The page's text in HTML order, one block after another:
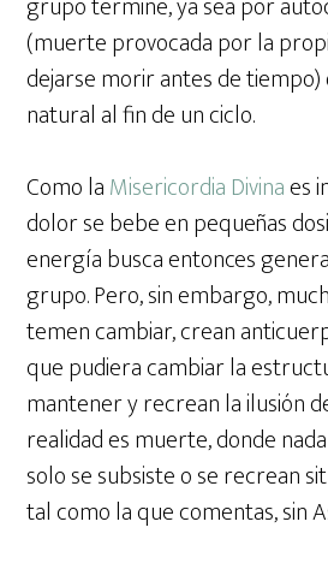
(muerte provocada por la
dejarse morir antes de
natural al fin de un ciclo.
Como laMisericordia Divinaes
dolor se bebe en pequeñas
energía busca entonces
grupo. Pero, sin embargo,
temen cambiar, crean
que pudiera cambiar la
mantener y recrean la ilusión
realidad es muerte, donde
solo se subsiste o se recrean
tal como la que comentas, sin